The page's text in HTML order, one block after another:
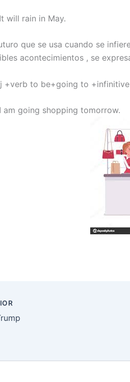
will rain in May.
que se usa cuando se
acontecimientos , se
+verb to be+going to
am going shopping tomorrow.